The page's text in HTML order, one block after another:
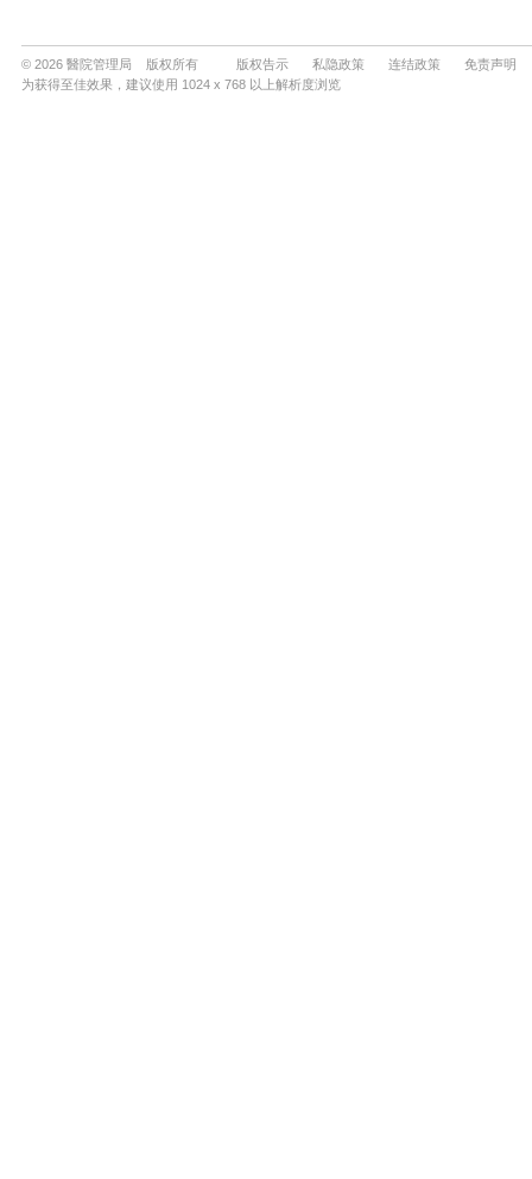
© 2026 醫院管理局 版权所有 版权告示 私隐政策 连结政策
免责声明
为获得至佳效果，建议使用 1024 x 768 以上解析度浏览